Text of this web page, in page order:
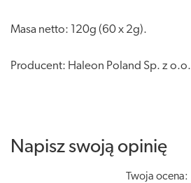
Masa netto: 120g (60 x 2g).
Producent: Haleon Poland Sp. z o.o.
Napisz swoją opinię
Twoja ocena: